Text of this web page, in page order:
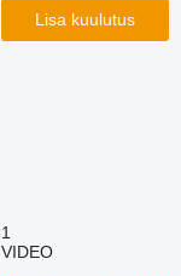
Lisa kuulutus
1
VIDEO